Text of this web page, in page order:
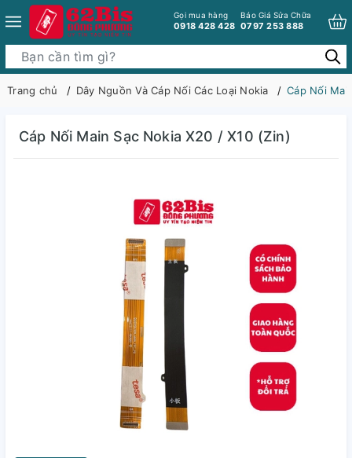
Gọi mua hàng
0918 428 428
Báo Giá Sửa Chữa
0797 253 888
Trang chủ Dây Nguồn Và Cáp Nối Các Loại Nokia Cáp Nối
Cáp Nối Main Sạc Nokia X20 / X10 (Zin)